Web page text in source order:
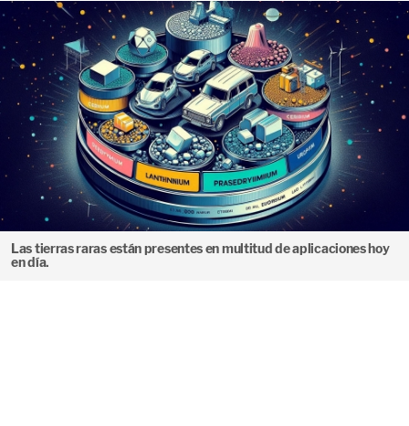
Las tierras raras están presentes en multitud de aplicaciones hoy
en día.